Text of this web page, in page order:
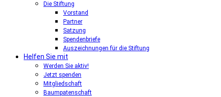
Die Stiftung
Vorstand
Partner
Satzung
Spendenbriefe
Auszeichnungen für die Stiftung
Helfen Sie mit
Werden Sie aktiv!
Jetzt spenden
Mitgliedschaft
Baumpatenschaft